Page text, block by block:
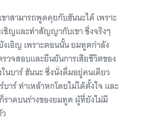
ขาสามารถพูดคุยกับฮันนะได้ เพราะ
ชิญและทำสัญญากับเขา ซึ่งจริงๆ
งเอิญ เพราะตอนนั้น ยมทูตกำลัง
วจสอบและยืนยันการเสียชีวิตของ
บาร์ ฮันนะ ซึ่งนั่งดื่มอยู่คนเดียว
บาร์ ทำเหล้าหกโดยไม่ได้ตั้งใจ และ
ราดบนร่างของยมทูต ผู้ที่ยังไม่มี